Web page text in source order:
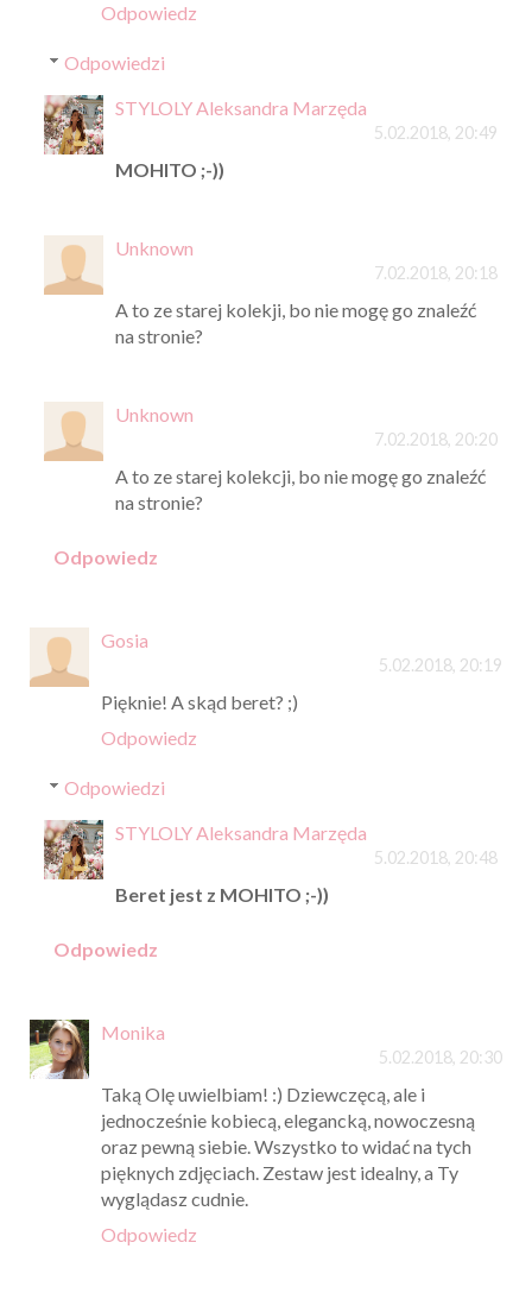
Odpowiedz
Odpowiedzi
STYLOLY Aleksandra Marzęda
5.02.2018, 20:49
MOHITO ;-))
Unknown
7.02.2018, 20:18
A to ze starej kolekji, bo nie mogę go znaleźć
na stronie?
Unknown
7.02.2018, 20:20
A to ze starej kolekcji, bo nie mogę go znaleźć
na stronie?
Odpowiedz
Gosia
5.02.2018, 20:19
Pięknie! A skąd beret? ;)
Odpowiedz
Odpowiedzi
STYLOLY Aleksandra Marzęda
5.02.2018, 20:48
Beret jest z MOHITO ;-))
Odpowiedz
Monika
5.02.2018, 20:30
Taką Olę uwielbiam! :) Dziewczęcą, ale i
jednocześnie kobiecą, elegancką, nowoczesną
oraz pewną siebie. Wszystko to widać na tych
pięknych zdjęciach. Zestaw jest idealny, a Ty
wyglądasz cudnie.
Odpowiedz